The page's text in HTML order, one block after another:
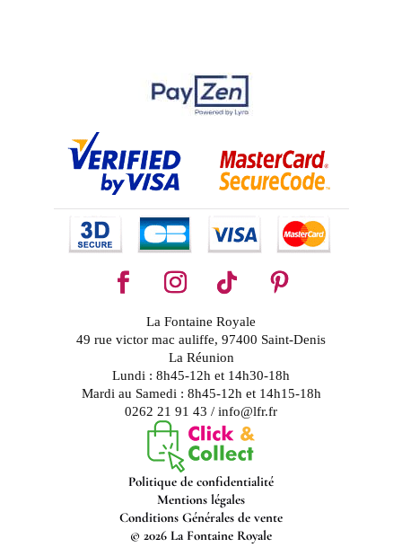
La Fontaine Royale
49 rue victor mac auliffe, 97400 Saint-Denis
La Réunion
Lundi : 8h45-12h et 14h30-18h
Mardi au Samedi : 8h45-12h et 14h15-18h
0262 21 91 43 / info@lfr.fr
Politique de confidentialité
Mentions légales
Conditions Générales de vente
© 2026 La Fontaine Royale